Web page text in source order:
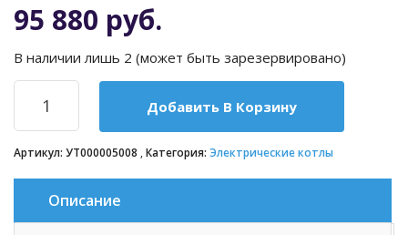
95 880 руб.
В наличии лишь 2 (может быть зарезервировано)
Добавить В Корзину
Артикул: УТ000005008 Категория: Электрические котлы
Описание